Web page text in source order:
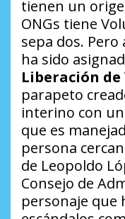
tienen un
ONGs tiene
sepa dos.
ha sido
Liberación de
parapeto
interino con
que es
persona
de Leopoldo
Consejo de
personaje que